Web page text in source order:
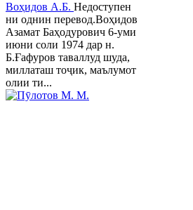
Воҳидов А.Б. Недоступен
ни однин перевод.Воҳидов
Азамат Баҳодурович 6-уми
июни соли 1974 дар н.
Б.Ғафуров таваллуд шуда,
миллаташ тоҷик, маълумот
олии ти...